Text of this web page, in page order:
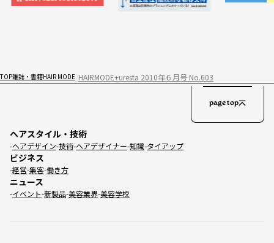
TOP雑誌・書籍HAIR MODE HAIRMODE+uresta 2010年６月号 No.603
ヘアスタイル・技術
ヘアデザイン 技術 ヘアデザイナー 知識 タイアップ
ビジネス
経営 集客 働き方
ニュース
イベント 新製品 美容業界 美容学校
page top